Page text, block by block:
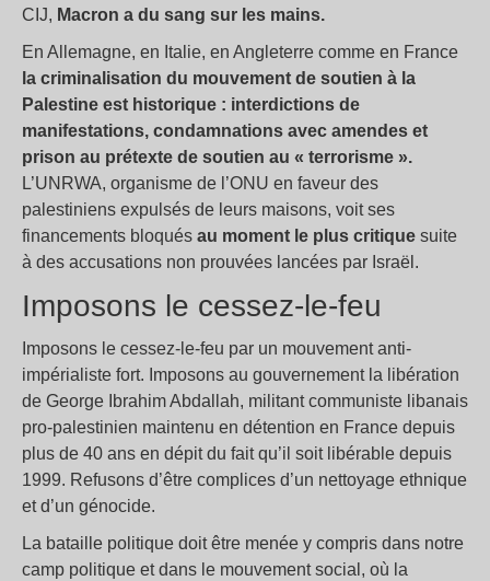
CIJ, Macron a du sang sur les mains.
En Allemagne, en Italie, en Angleterre comme en France
la criminalisation du mouvement de soutien à la
Palestine est historique : interdictions de
manifestations, condamnations avec amendes et
prison au prétexte de soutien au « terrorisme ».
L’UNRWA, organisme de l’ONU en faveur des
palestiniens expulsés de leurs maisons, voit ses
financements bloqués au moment le plus critique suite
à des accusations non prouvées lancées par Israël.
Imposons le cessez-le-feu
Imposons le cessez-le-feu par un mouvement anti-
impérialiste fort. Imposons au gouvernement la libération
de George Ibrahim Abdallah, militant communiste libanais
pro-palestinien maintenu en détention en France depuis
plus de 40 ans en dépit du fait qu’il soit libérable depuis
1999. Refusons d’être complices d’un nettoyage ethnique
et d’un génocide.
La bataille politique doit être menée y compris dans notre
camp politique et dans le mouvement social, où la